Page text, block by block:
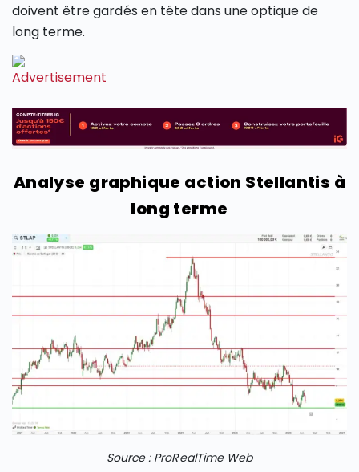
doivent être gardés en tête dans une optique de
long terme.
Analyse graphique action Stellantis à
long terme
Source : ProRealTime Web